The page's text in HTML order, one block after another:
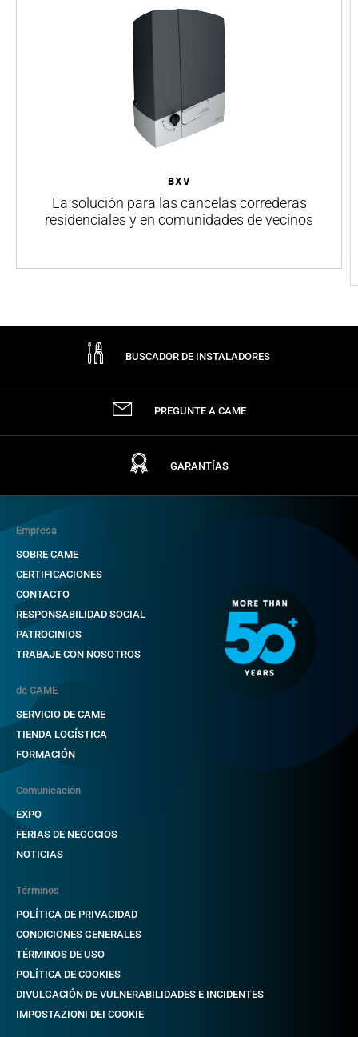
BXV
La solución para las cancelas correderas
residenciales y en comunidades de vecinos
BUSCADOR DE INSTALADORES
PREGUNTE A CAME
GARANTÍAS
Empresa
SOBRE CAME
CERTIFICACIONES
CONTACTO
RESPONSABILIDAD SOCIAL
PATROCINIOS
TRABAJE CON NOSOTROS
de CAME
SERVICIO DE CAME
TIENDA LOGÍSTICA
FORMACIÓN
Comunicación
EXPO
FERIAS DE NEGOCIOS
NOTICIAS
Términos
POLÍTICA DE PRIVACIDAD
CONDICIONES GENERALES
TÉRMINOS DE USO
POLÍTICA DE COOKIES
DIVULGACIÓN DE VULNERABILIDADES E INCIDENTES
IMPOSTAZIONI DEI COOKIE